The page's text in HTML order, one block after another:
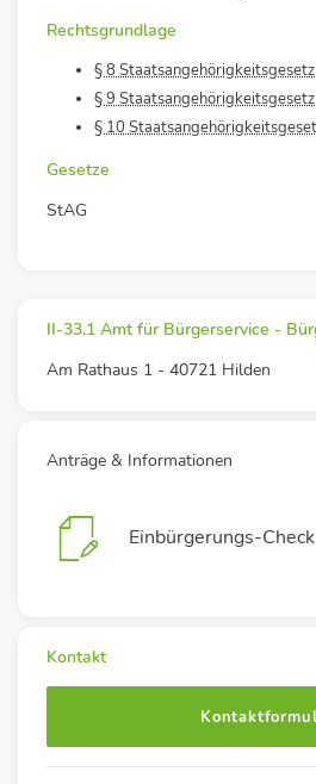
Rechtsgrundlage
§ 8 Staatsangehörigkeitsgesetz
§ 9 Staatsangehörigkeitsgesetz
§ 10
Gesetze
StAG
II-33.1 Amt für Bürgerservice -
Am Rathaus 1 - 40721 Hilden
Anträge & Informationen
Einbürgerungs-
Kontakt